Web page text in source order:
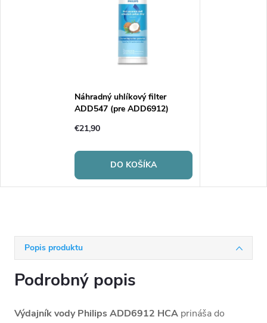
Popis produktu
Podrobný popis
Výdajník vody Philips ADD6912 HCA prináša do
Náhradný uhlíkový filter
ADD547 (pre ADD6912)
€21,90
DO KOŠÍKA